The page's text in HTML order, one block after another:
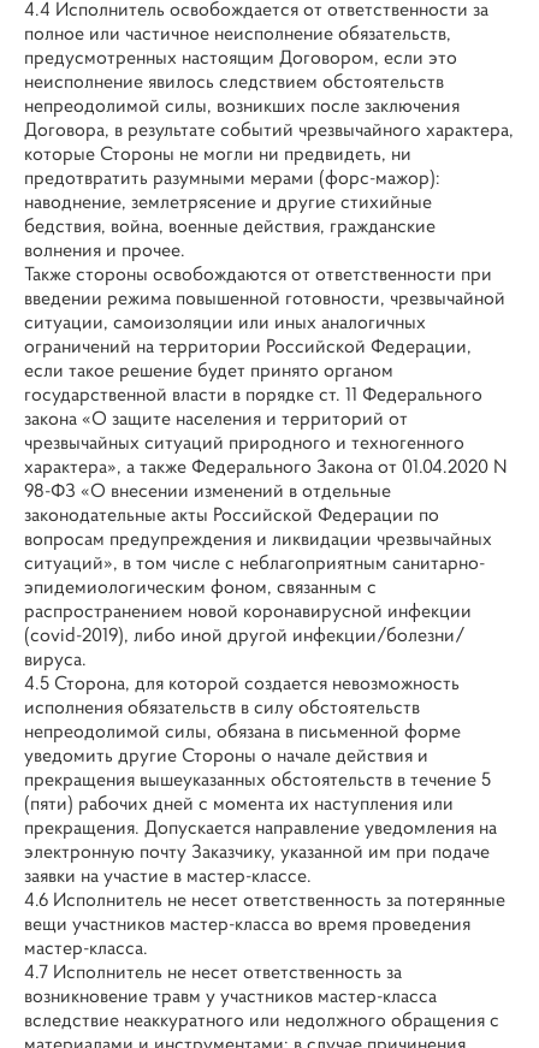
4.4 Исполнитель освобождается от ответственности за
полное или частичное неисполнение обязательств,
предусмотренных настоящим Договором, если это
неисполнение явилось следствием обстоятельств
непреодолимой силы, возникших после заключения
Договора, в результате событий чрезвычайного характера,
которые Стороны не могли ни предвидеть, ни
предотвратить разумными мерами (форс-мажор):
наводнение, землетрясение и другие стихийные
бедствия, война, военные действия, гражданские
волнения и прочее.
Также стороны освобождаются от ответственности при
введении режима повышенной готовности, чрезвычайной
ситуации, самоизоляции или иных аналогичных
ограничений на территории Российской Федерации,
если такое решение будет принято органом
государственной власти в порядке ст. 11 Федерального
закона «О защите населения и территорий от
чрезвычайных ситуаций природного и техногенного
характера», а также Федерального Закона от 01.04.2020 N
98-ФЗ «О внесении изменений в отдельные
законодательные акты Российской Федерации по
вопросам предупреждения и ликвидации чрезвычайных
ситуаций», в том числе с неблагоприятным санитарно-
эпидемиологическим фоном, связанным с
распространением новой коронавирусной инфекции
(covid-2019), либо иной другой инфекции/болезни/
вируса.
4.5 Сторона, для которой создается невозможность
исполнения обязательств в силу обстоятельств
непреодолимой силы, обязана в письменной форме
уведомить другие Стороны о начале действия и
прекращения вышеуказанных обстоятельств в течение 5
(пяти) рабочих дней с момента их наступления или
прекращения. Допускается направление уведомления на
электронную почту Заказчику, указанной им при подаче
заявки на участие в мастер-классе.
4.6 Исполнитель не несет ответственность за потерянные
вещи участников мастер-класса во время проведения
мастер-класса.
4.7 Исполнитель не несет ответственность за
возникновение травм у участников мастер-класса
вследствие неаккуратного или недолжного обращения с